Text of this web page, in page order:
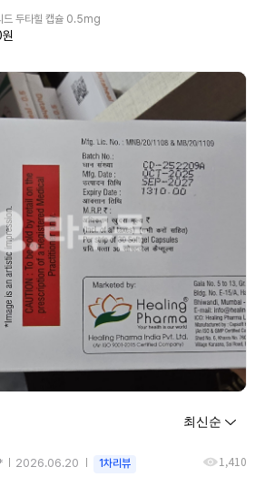
드 두타힐 캡슐 0.5mg
2026.06.20 1차리뷰 1,410